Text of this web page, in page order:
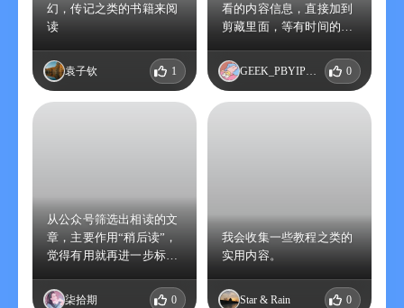
幻，传记之类的书籍来阅
读
袁子钦 1
看的内容信息，直接加到
剪藏里面，等有时间的时
捷。
0
从公众号筛选出相读的文
章，主要作用“稍后读”，
觉得有用就再进一步标
柒拾期 0
我会收集一些教程之类的
实用内容。
Star & Rain 0